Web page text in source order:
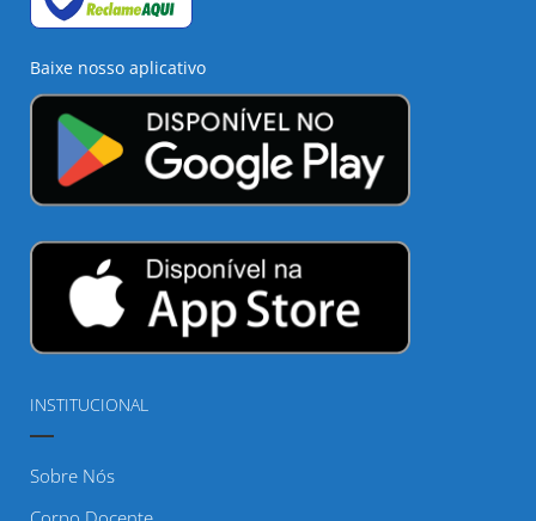
Baixe nosso aplicativo
INSTITUCIONAL
Sobre Nós